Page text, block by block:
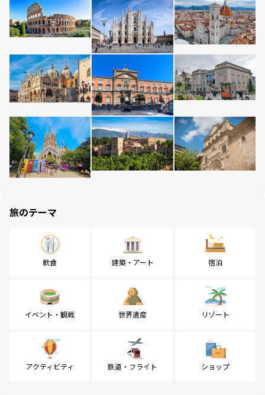
旅のテーマ
飲食 建築・アート 宿泊
イベント・観戦 世界遺産 リゾート
アクティビティ 鉄道・フライト ショップ